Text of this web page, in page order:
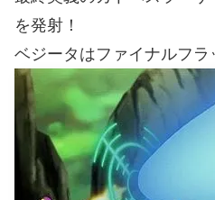
を発射！
ベジータはファイナルフラ